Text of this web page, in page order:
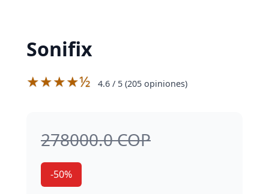
Sonifix
★★★★½ 4.6 / 5 (205 opiniones)
278000.0 COP
-50%